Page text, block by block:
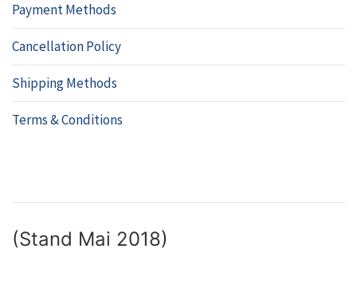
Payment Methods
Cancellation Policy
Shipping Methods
Terms & Conditions
(Stand Mai 2018)